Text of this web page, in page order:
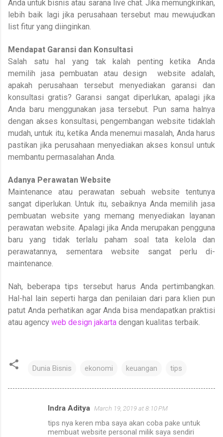
Anda untuk bisnis atau sarana live chat. Jika memungkinkan,
lebih baik lagi jika perusahaan tersebut mau mewujudkan
list fitur yang diinginkan.
Mendapat Garansi dan Konsultasi
Salah satu hal yang tak kalah penting ketika Anda
memilih jasa pembuatan atau design
website adalah,
apakah perusahaan tersebut menyediakan garansi dan
konsultasi gratis? Garansi sangat diperlukan, apalagi jika
Anda baru menggunakan jasa tersebut. Pun sama halnya
dengan akses konsultasi, pengembangan website tidaklah
mudah, untuk itu, ketika Anda menemui masalah, Anda harus
pastikan jika perusahaan menyediakan akses konsul untuk
membantu permasalahan Anda.
Adanya Perawatan Website
Maintenance atau perawatan sebuah website tentunya
sangat diperlukan. Untuk itu, sebaiknya Anda memilih jasa
pembuatan website yang memang menyediakan layanan
perawatan website. Apalagi jika Anda merupakan pengguna
baru yang tidak terlalu paham soal tata kelola dan
perawatannya, sementara website sangat perlu di-
maintenance.
Nah, beberapa tips tersebut harus Anda pertimbangkan.
Hal-hal lain seperti harga dan penilaian dari para klien pun
patut Anda perhatikan agar Anda bisa mendapatkan praktisi
atau agency web design jakarta dengan kualitas terbaik.
Dunia Bisnis ekonomi keuangan tips
Indra Aditya March 19, 2019 at 8:10 PM
tips nya keren mba saya akan coba pake untuk
membuat website personal milik saya sendiri